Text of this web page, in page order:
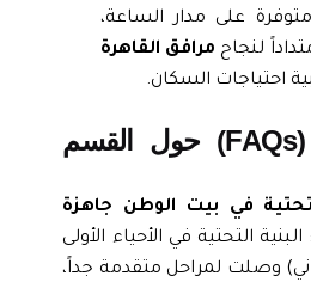
على مدار الساعة،
لنجاحمرافق القاهرة
السكان.
أسئلة وأجوبة (FAQs) حول القسم
في بيت الوطن جاهزة
التحتية في الأحياء الأولى
وصلت لمراحل متقدمة جداً،